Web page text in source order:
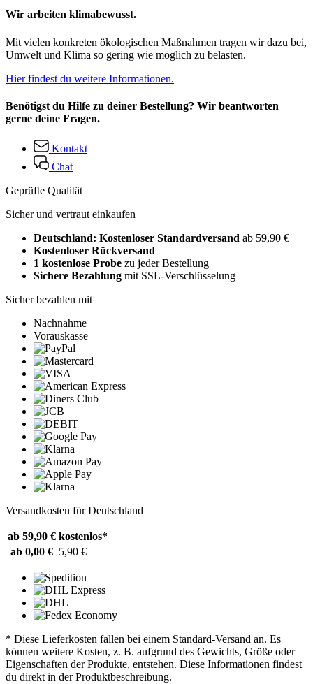
Wir arbeiten klimabewusst.
Mit vielen konkreten ökologischen Maßnahmen tragen wir dazu bei,
Umwelt und Klima so gering wie möglich zu belasten.
Hier findest du weitere Informationen.
Benötigst du Hilfe zu deiner Bestellung? Wir beantworten
gerne deine Fragen.
Kontakt
Chat
Geprüfte Qualität
Sicher und vertraut einkaufen
Deutschland: Kostenloser Standardversand ab 59,90 €
Kostenloser Rückversand
1 kostenlose Probe zu jeder Bestellung
Sichere Bezahlung mit SSL-Verschlüsselung
Sicher bezahlen mit
Nachnahme
Vorauskasse
Versandkosten für Deutschland
ab 59,90 € kostenlos*
ab 0,00 € 5,90 €
* Diese Lieferkosten fallen bei einem Standard-Versand an. Es
können weitere Kosten, z. B. aufgrund des Gewichts, Größe oder
Eigenschaften der Produkte, entstehen. Diese Informationen findest
du direkt in der Produktbeschreibung.